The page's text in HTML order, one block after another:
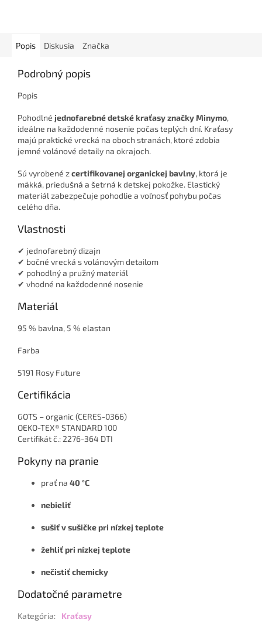
Popis Diskusia Značka
Podrobný popis
Popis
Pohodlné jednofarebné detské kraťasy značky Minymo,
ideálne na každodenné nosenie počas teplých dní. Kraťasy
majú praktické vrecká na oboch stranách, ktoré zdobia
jemné volánové detaily na okrajoch.
Sú vyrobené zcertifikovanej organickej bavlny, ktorá je
mäkká, priedušná a šetrná k detskej pokožke. Elastický
materiál zabezpečuje pohodlie a voľnosť pohybu počas
celého dňa.
Vlastnosti
✔ jednofarebný dizajn
✔ bočné vrecká s volánovým detailom
✔ pohodlný a pružný materiál
✔ vhodné na každodenné nosenie
Materiál
95 % bavlna, 5 % elastan
Farba
5191 Rosy Future
Certifikácia
GOTS – organic (CERES-0366)
OEKO-TEX® STANDARD 100
Certifikát č.: 2276-364 DTI
Pokyny na pranie
prať na 40 °C
nebieliť
sušiť v sušičke pri nízkej teplote
žehliť pri nízkej teplote
nečistiť chemicky
Dodatočné parametre
Kategória:
Kraťasy